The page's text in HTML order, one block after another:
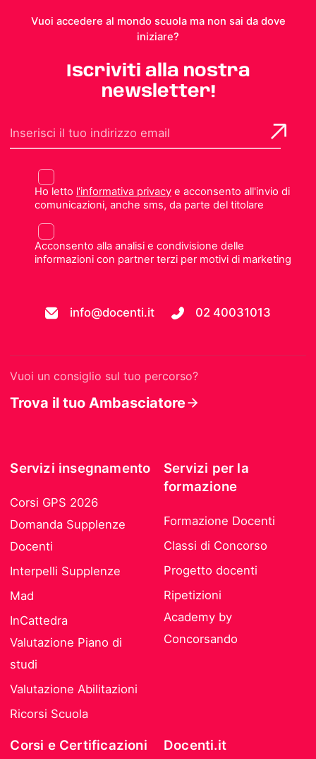
Vuoi accedere al mondo scuola ma non sai da dove
iniziare?
Iscriviti alla nostra
newsletter!
Ho letto l'informativa privacye acconsento all'invio di
comunicazioni, anche sms, da parte del titolare
Acconsento alla analisi e condivisione delle
informazioni con partner terzi per motivi di marketing
info@docenti.it 02 40031013
Vuoi un consiglio sul tuo percorso?
Trova il tuo Ambasciatore
Servizi insegnamento
Corsi GPS 2026
Domanda Supplenze
Docenti
Interpelli Supplenze
Mad
InCattedra
Valutazione Piano di
studi
Valutazione Abilitazioni
Ricorsi Scuola
Servizi per la
formazione
Formazione Docenti
Classi di Concorso
Progetto docenti
Ripetizioni
Academy by
Concorsando
Corsi e Certificazioni Docenti.it